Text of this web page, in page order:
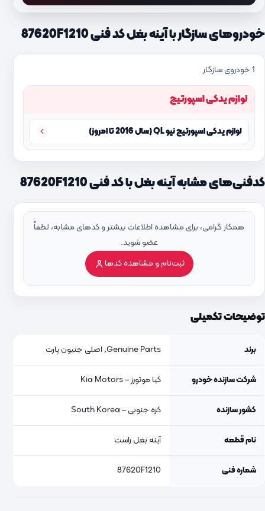
خودروهای سازگار با آینه بغل کد فنی 87620F1210
1 خودروی سازگار
لوازم یدکی اسپورتیج
لوازم یدکی اسپورتیج نیو QL (سال 2016 تا امروز)
کدفنی‌های مشابه آینه بغل با کد فنی 87620F1210
همکار گرامی، برای مشاهده اطلاعات بیشتر و کدهای مشابه، لطفاً
عضو شوید.
ثبت‌نام و مشاهده کدها
توضیحات تکمیلی
برند Genuine Parts, اصلی جنیون پارت
شرکت سازنده خودرو کیا موتورز – Kia Motors
کشور سازنده کره جنوبی – South Korea
نام قطعه آینه بغل راست
شماره فنی 87620F1210